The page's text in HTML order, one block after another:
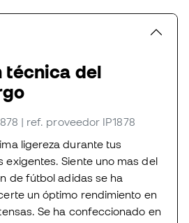
técnica del
| ref. proveedor IP1878
ligereza durante tus
exigentes. Siente uno mas del
de fútbol adidas se ha
un óptimo rendimiento en
Se ha confeccionado en